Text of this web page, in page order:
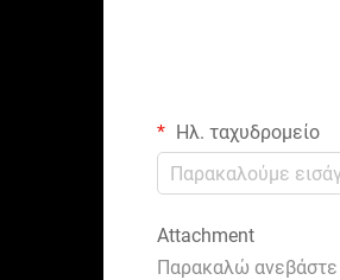
Ηλ. ταχυδρομείο
Attachment
Παρακαλώ ανεβάστε